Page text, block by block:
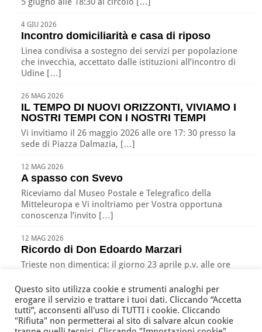
4 GIU 2026
Incontro domiciliarità e casa di riposo
Linea condivisa a sostegno dei servizi per popolazione
che invecchia, accettato dalle istituzioni all’incontro di
Udine […]
26 MAG 2026
IL TEMPO DI NUOVI ORIZZONTI, VIVIAMO I
NOSTRI TEMPI CON I NOSTRI TEMPI
Vi invitiamo il 26 maggio 2026 alle ore 17: 30 presso la
sede di Piazza Dalmazia, […]
12 MAG 2026
A spasso con Svevo
Riceviamo dal Museo Postale e Telegrafico della
Mitteleuropa e Vi inoltriamo per Vostra opportuna
conoscenza l’invito […]
12 MAG 2026
Ricordo di Don Edoardo Marzari
Trieste non dimentica: il giorno 23 aprile p.v. alle ore
Associazione Nazionale Tutte le Età Attive per la Solidarietà
Questo sito utilizza cookie e strumenti analoghi per
erogare il servizio e trattare i tuoi dati. Cliccando “Accetta
tutti”, acconsenti all'uso di TUTTI i cookie. Cliccando
"Rifiuta" non permetterai al sito di salvare alcun cookie